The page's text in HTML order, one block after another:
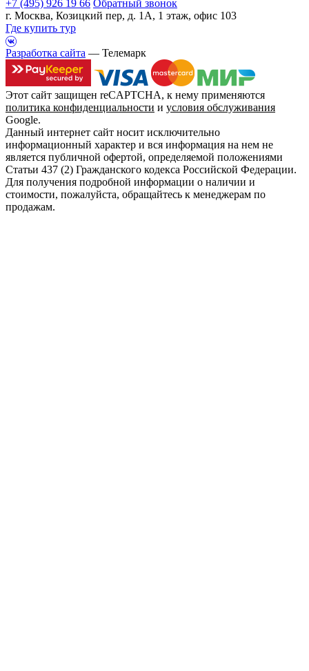
+7 (495) 926 19 66 Обратный звонок
г. Москва, Козицкий пер, д. 1А, 1 этаж, офис 103
Где купить тур
Разработка сайта — Телемарк
Этот сайт защищен reCAPTCHA, к нему применяются
политика конфиденциальности и условия обслуживания
Google.
Данный интернет сайт носит исключительно
информационный характер и вся информация на нем не
является публичной офертой, определяемой положениями
Статьи 437 (2) Гражданского кодекса Российской Федерации.
Для получения подробной информации о наличии и
стоимости, пожалуйста, обращайтесь к менеджерам по
продажам.